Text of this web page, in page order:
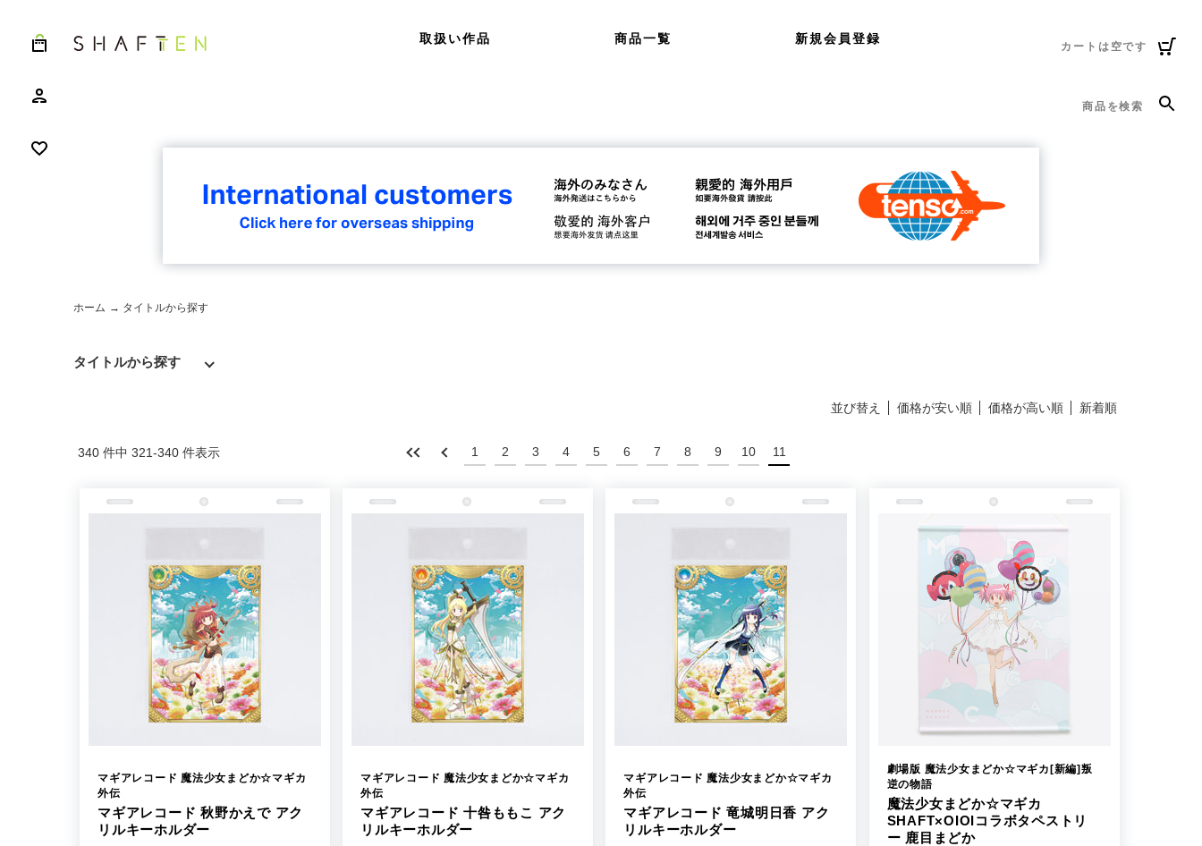
取扱い作品 商品一覧 新規会員登録
カートは空です
商品を検索
ホーム → タイトルから探す
タイトルから探す
並び替え 価格が安い順 価格が高い順 新着順
340 件中 321-340 件表示 1 2 3 4 5 6 7 8 9 10 11
マギアレコード 魔法少女まどか☆マギカ
外伝
マギアレコード 秋野かえで アク
リルキーホルダー
マギアレコード 魔法少女まどか☆マギカ
外伝
マギアレコード 十咎ももこ アク
リルキーホルダー
マギアレコード 魔法少女まどか☆マギカ
外伝
マギアレコード 竜城明日香 アク
リルキーホルダー
劇場版 魔法少女まどか☆マギカ[新編]叛
逆の物語
魔法少女まどか☆マギカ
SHAFT×OIOIコラボタペストリ
ー 鹿目まどか